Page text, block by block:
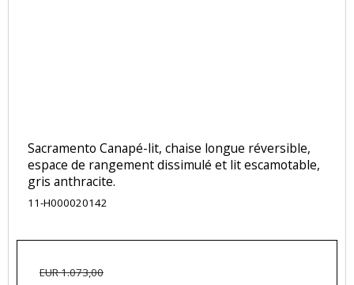
Sacramento Canapé-lit, chaise longue réversible,
espace de rangement dissimulé et lit escamotable,
gris anthracite.
11-H000020142
EUR 1.073,00